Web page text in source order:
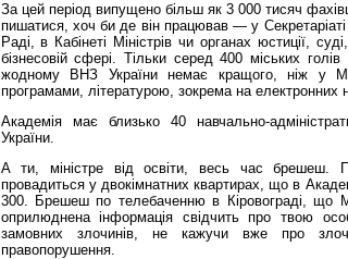
За цей період випущено більш як 3 000 тисяч
пишатися, хоч би де він працював — у
Раді, в Кабінеті Міністрів чи органах юстиції,
бізнесовій сфері. Тільки серед 400 міських
жодному ВНЗ України немає кращого, ніж у
програмами, літературою, зокрема на електронних
Академія має близько 40 навчально-
України.
А ти, міністре від освіти, весь час
провадиться у двокімнатних квартирах, що в
300. Брешеш по телебаченню в Кіровограді,
оприлюднена інформація свідчить про твою
замовних злочинів, не кажучи вже про
правопорушення.